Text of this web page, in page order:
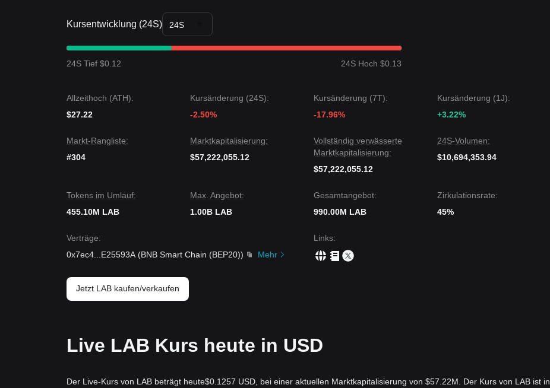
Zusammenfassung der Trends
Markteinblicke
Kurzfristig hat LAB in den letzten 7 Tagen eine
Marktstimmung ist allgemeinvorsichtig. Händler warten auf einen klaren Katalysator, um das aktuelle Gleichgewicht zu
durchbrechen.
Marktausblick
Marktkonsens
Der Konsens unter den Analysten lautet, dass LAB zwar kurzfristig weiterhin volatil oder konsolidiert sein kann, der
verbleibt.
Kursentwicklung (24S) 24S
24S Tief $0.12 24S Hoch $0.13
Allzeithoch (ATH):
$27.22
Kursänderung (24S):
-2.50%
Kursänderung (7T):
-17.96%
Kursänderung (1J):
+3.22%
Markt-Rangliste:
#304
Marktkapitalisierung:
$57,222,055.12
Vollständig verwässerte
Marktkapitalisierung:
$57,222,055.12
24S-Volumen:
$10,694,353.94
Tokens im Umlauf:
455.10M LAB
Max. Angebot:
1.00B LAB
Gesamtangebot:
990.00M LAB
Zirkulationsrate:
45%
Verträge:
0x7ec4
E25593A (BNB Smart Chain (BEP20)) Mehr
Links:
Jetzt LAB kaufen/verkaufen
Live LAB Kurs heute in USD
Der Live-Kurs von LAB beträgt heute$0.1257 USD, bei einer aktuellen Marktkapitalisierung von $57.22M. Der Kurs von LAB ist in